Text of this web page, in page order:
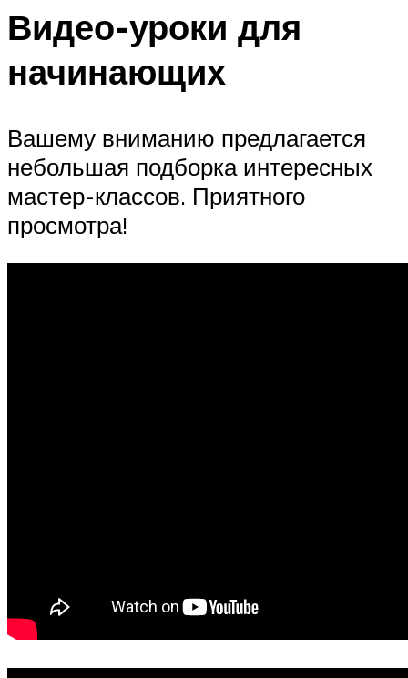
Видео-уроки для
начинающих
Вашему вниманию предлагается
небольшая подборка интересных
мастер-классов. Приятного
просмотра!